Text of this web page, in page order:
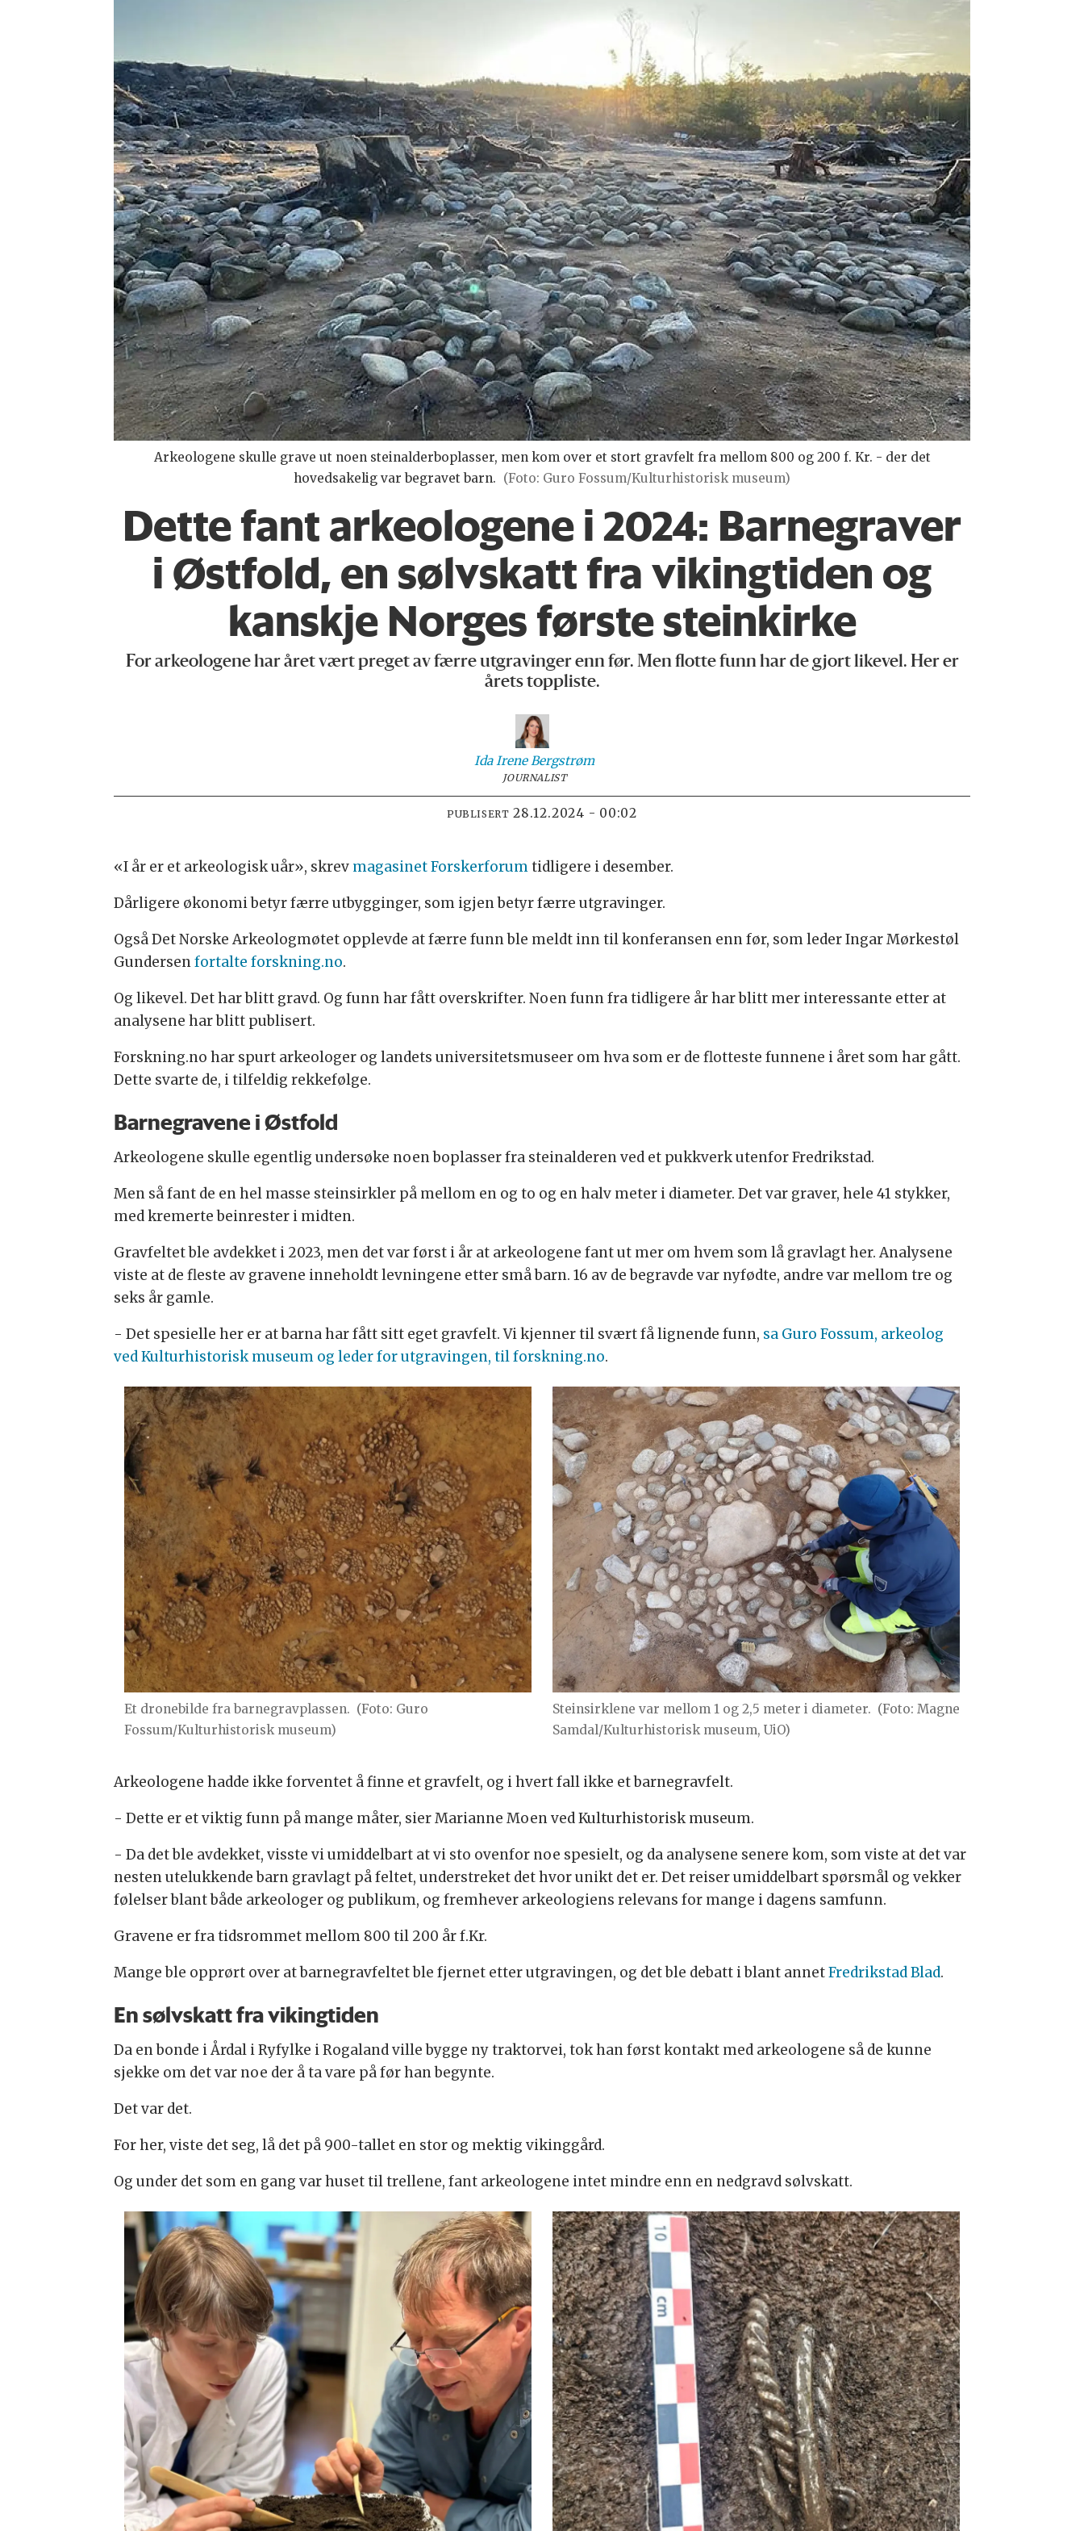
Arkeologene skulle grave ut noen steinalderboplasser, men kom over et stort gravfelt fra mellom 800 og 200 f. Kr. - der det
hovedsakelig var begravet barn. (Foto: Guro Fossum/Kulturhistorisk museum)
Dette fant arkeologene i 2024: Barnegraver
i Østfold, en sølvskatt fra vikingtiden og
kanskje Norges første steinkirke
For arkeologene har året vært preget av færre utgravinger enn før. Men flotte funn har de gjort likevel. Her er
årets toppliste.
Ida Irene Bergstrøm
JOURNALIST
PUBLISERT 28.12.2024 - 00:02
«I år er et arkeologisk uår», skrev magasinet Forskerforumtidligere i desember.
Dårligere økonomi betyr færre utbygginger, som igjen betyr færre utgravinger.
Også Det Norske Arkeologmøtet opplevde at færre funn ble meldt inn til konferansen enn før, som leder Ingar Mørkestøl
Gundersenfortalte forskning.no.
Og likevel. Det har blitt gravd. Og funn har fått overskrifter. Noen funn fra tidligere år har blitt mer interessante etter at
analysene har blitt publisert.
Forskning.no har spurt arkeologer og landets universitetsmuseer om hva som er de flotteste funnene i året som har gått.
Dette svarte de, i tilfeldig rekkefølge.
Barnegravene i Østfold
Arkeologene skulle egentlig undersøke noen boplasser fra steinalderen ved et pukkverk utenfor Fredrikstad.
Men så fant de en hel masse steinsirkler på mellom en og to og en halv meter i diameter. Det var graver, hele 41 stykker,
med kremerte beinrester i midten.
Gravfeltet ble avdekket i 2023, men det var først i år at arkeologene fant ut mer om hvem som lå gravlagt her. Analysene
viste at de fleste av gravene inneholdt levningene etter små barn. 16 av de begravde var nyfødte, andre var mellom tre og
seks år gamle.
- Det spesielle her er at barna har fått sitt eget gravfelt. Vi kjenner til svært få lignende funn, sa Guro Fossum, arkeolog
ved Kulturhistorisk museum og leder for utgravingen, til forskning.no.
Et dronebilde fra barnegravplassen. (Foto: Guro
Fossum/Kulturhistorisk museum)
Steinsirklene var mellom 1 og 2,5 meter i diameter. (Foto: Magne
Samdal/Kulturhistorisk museum, UiO)
Arkeologene hadde ikke forventet å finne et gravfelt, og i hvert fall ikke et barnegravfelt.
- Dette er et viktig funn på mange måter, sier Marianne Moen ved Kulturhistorisk museum.
- Da det ble avdekket, visste vi umiddelbart at vi sto ovenfor noe spesielt, og da analysene senere kom, som viste at det var
nesten utelukkende barn gravlagt på feltet, understreket det hvor unikt det er. Det reiser umiddelbart spørsmål og vekker
følelser blant både arkeologer og publikum, og fremhever arkeologiens relevans for mange i dagens samfunn.
Gravene er fra tidsrommet mellom 800 til 200 år f.Kr.
Mange ble opprørt over at barnegravfeltet ble fjernet etter utgravingen, og det ble debatt i blant annetFredrikstad Blad.
En sølvskatt fra vikingtiden
Da en bonde i Årdal i Ryfylke i Rogaland ville bygge ny traktorvei, tok han først kontakt med arkeologene så de kunne
sjekke om det var noe der å ta vare på før han begynte.
Det var det.
For her, viste det seg, lå det på 900-tallet en stor og mektig vikinggård.
Og under det som en gang var huset til trellene, fant arkeologene intet mindre enn en nedgravd sølvskatt.